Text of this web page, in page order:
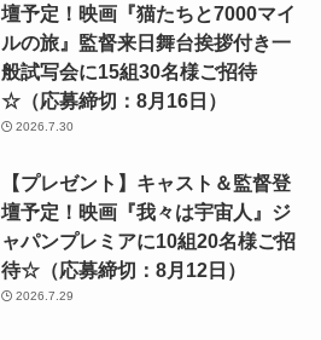
壇予定！映画『猫たちと7000マイ
ルの旅』監督来日舞台挨拶付き一
般試写会に15組30名様ご招待
☆（応募締切：8月16日）
2026.7.30
【プレゼント】キャスト＆監督登
壇予定！映画『我々は宇宙人』ジ
ャパンプレミアに10組20名様ご招
待☆（応募締切：8月12日）
2026.7.29